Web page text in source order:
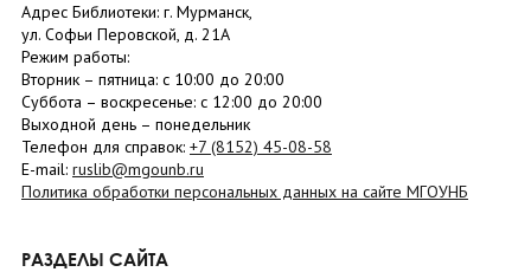
Адрес Библиотеки: г. Мурманск,
ул. Софьи Перовской, д. 21А
Режим работы:
Вторник – пятница: с 10:00 до 20:00
Суббота – воскресенье: c 12:00 до 20:00
Выходной день – понедельник
Телефон для справок: +7 (8152) 45-08-58
E-mail: ruslib@mgounb.ru
Политика обработки персональных данных на сайте МГОУНБ
РАЗДЕЛЫ САЙТА